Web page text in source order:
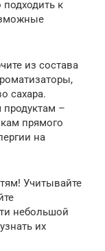
к
из состава
сахара.
продуктам –
прямого
на
Учитывайте
небольшой
их